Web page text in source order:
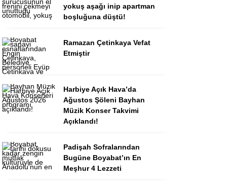
yokuş aşağı inip apartman
boşluğuna düştü!
Ramazan Çetinkaya Vefat
Etmiştir
Harbiye Açık Hava’da
Ağustos Şöleni Bayhan
Müzik Konser Takvimi
Açıklandı!
Padişah Sofralarından
Bugüne Boyabat’ın En
Meşhur 4 Lezzeti